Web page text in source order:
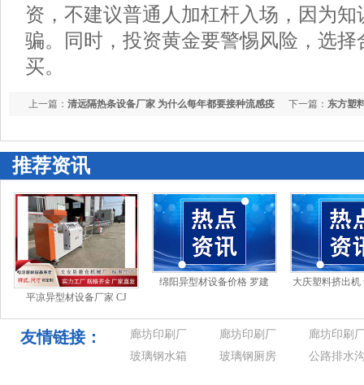
资，不建议普通人加杠杆入场，因为
骗。同时，投资黄金要警惕风险，选
买。
下一篇： 东方塑
上一篇： 清远隔热条设备厂家 为什么每年都要接种流感疫
推荐资讯
平凉异型材设备厂家 CJ
中
绵阳异型材设备价格 罗建
青工、尊重汉
大庆塑料挤出机
超2%
友情链接： 廊坊印刷厂 廊坊印刷厂
廊坊印刷
玻璃钢水箱
玻璃钢厕房 公路排水